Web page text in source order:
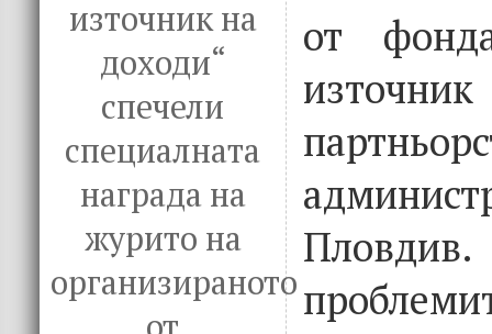
източник на
доходи“
спечели
специалната
награда на
журито на
организираното
от
Пловдив.